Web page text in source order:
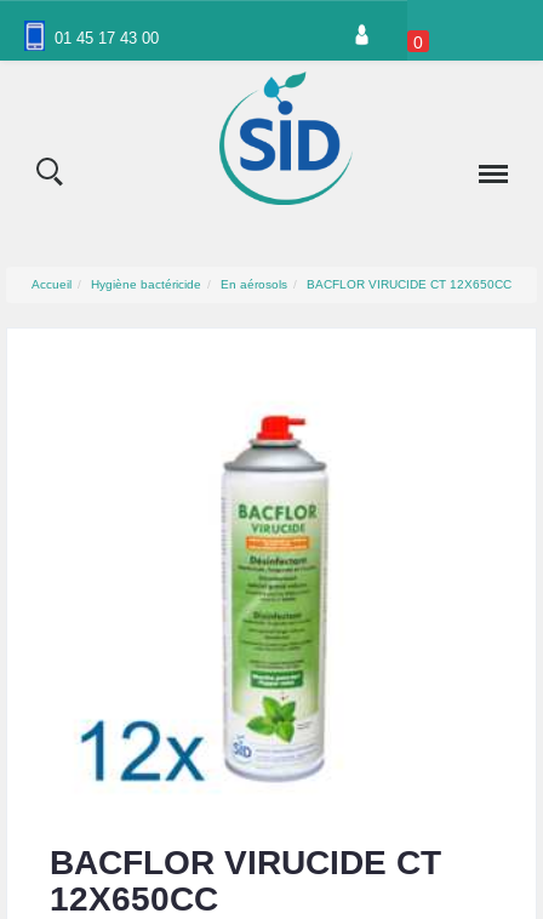
01 45 17 43 00 0
Accueil Hygiène bactéricide En aérosols BACFLOR VIRUCIDE CT 12X650CC
BACFLOR VIRUCIDE CT
12X650CC